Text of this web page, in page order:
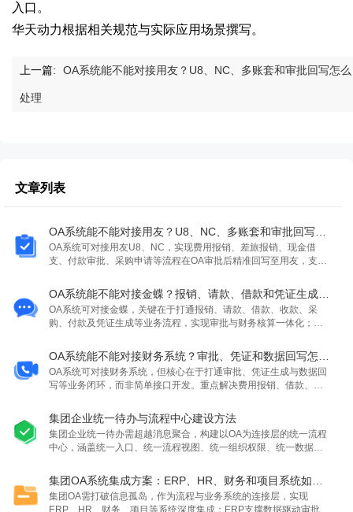
入口。
华天动力根据相关规范与实际应用场景撰写。
上一篇: OA系统能不能对接用友？U8、NC、多账套和审批回写怎么
处理
文章列表
OA系统可对接用友U8、NC，实现费用报销、差旅报销、现金借
支、付款审批、采购申请等流程在OA审批后精准回写至用友，支持
互通与落地深度。
OA系统可对接金蝶，关键在于打通报销、请款、借款、收款、采
购、付款及凭证生成等业务流程，实现审批与财务核算一体化；需
套归属问题，而非仅接口连通。
OA系统可对接财务系统，但核心在于打通审批、凭证生成与数据回
写等业务闭环，而非简单接口开发。重点解决费用报销、借款、付
题，实现从业务申请到财务入账的全流程贯通。
集团企业统一待办与流程中心建设方法
集团企业统一待办需超越消息聚合，构建以OA为连接层的统一流程
中心，涵盖统一入口、统一流程视图、统一组织权限、统一数据反
理效率与总部管控力。
集团OA需打破信息孤岛，作为流程与业务系统的连接层，实现
ERP、HR、财务、项目等系统深度集成：ERP支撑数据驱动审批，